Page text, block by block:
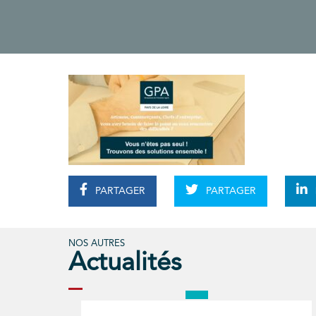
PARTAGER PARTAGER
NOS AUTRES
Actualités